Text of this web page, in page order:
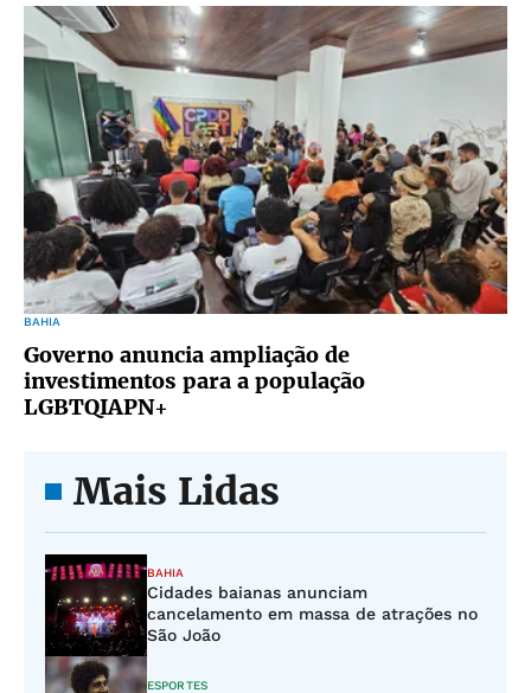
BAHIA
Governo anuncia ampliação de
investimentos para a população
LGBTQIAPN+
Mais Lidas
BAHIA
Cidades baianas anunciam
cancelamento em massa de atrações no
São João
ESPORTES